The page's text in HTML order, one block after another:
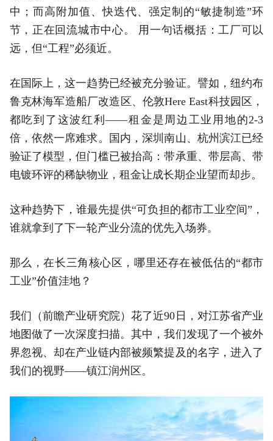
中；而高附加值、快迭代、强定制的“敏捷制造”环
节，正在回流城市中心。 用一句话概括：工厂可以
远，但“工程”必须近。
在国际上，这一趋势已经被充分验证。譬如，纽约布
鲁克林海军造船厂改造区、伦敦Here East科技园区，
都吃到了这波红利——租金是周边工业用地的2-3
倍，依然一席难求。国内，深圳南山、杭州滨江已经
验证了模型，但门槛已被抬高：带承重、带层高、带
电镀环评的稀缺物业，租金让成长期企业望而却步。
这种趋势下，谁最先提供“可负担的都市工业空间”，
谁就拿到了下一轮产业分流的优先入场券。
那么，在长三角核心区，哪里还存在被低估的“都市
工业”价值洼地？
我们（前瞻产业研究院）花了近90日，对江苏省产业
地图做了一次深度扫描。其中，我们发现了一个被外
界忽视、却在产业链内部被频繁提及的名字，进入了
我们的视野——镇江润州区。